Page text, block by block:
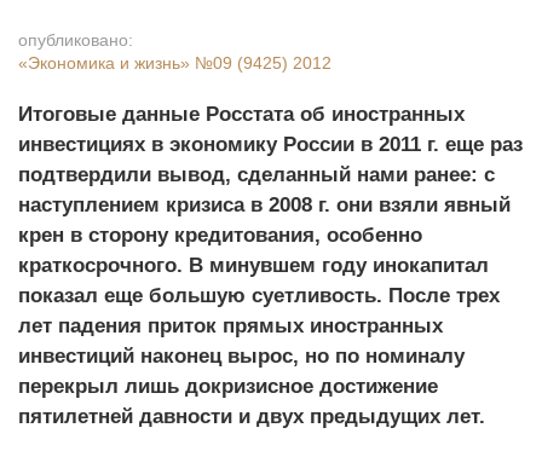
опубликовано:
«Экономика и жизнь» №09 (9425) 2012
Итоговые данные Росстата об иностранных
инвестициях в экономику России в 2011 г. еще раз
подтвердили вывод, сделанный нами ранее: с
наступлением кризиса в 2008 г. они взяли явный
крен в сторону кредитования, особенно
краткосрочного. В минувшем году инокапитал
показал еще большую суетливость. После трех
лет падения приток прямых иностранных
инвестиций наконец вырос, но по номиналу
перекрыл лишь докризисное достижение
пятилетней давности и двух предыдущих лет.